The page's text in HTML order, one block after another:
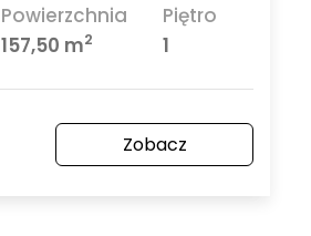
Powierzchnia
157,50 m2
Piętro
1
Zobacz